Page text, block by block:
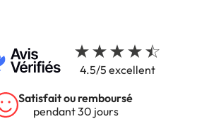
4.5/5 excellent
Satisfait ou remboursé
pendant 30 jours